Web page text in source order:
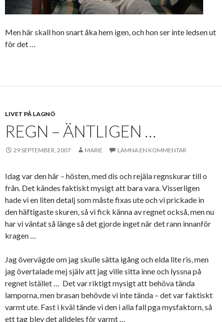
Men här skall hon snart åka hem igen, och hon ser inte ledsen ut
för det …
LIVET PÅ LAGNÖ
REGN – ÄNTLIGEN …
29 SEPTEMBER, 2007 MARIE LÄMNA EN KOMMENTAR
Idag var den här – hösten, med dis och rejäla regnskurar till o
från. Det kändes faktiskt mysigt att bara vara. Visserligen
hade vi en liten detalj som måste fixas ute och vi prickade in
den häftigaste skuren, så vi fick känna av regnet också, men nu
har vi väntat så länge så det gjorde inget när det rann innanför
kragen …
Jag övervägde om jag skulle sätta igång och elda lite ris, men
jag övertalade mej själv att jag ville sitta inne och lyssna på
regnet istället … Det var riktigt mysigt att behöva tända
lamporna, men brasan behövde vi inte tända – det var faktiskt
varmt ute. Fast i kväl tände vi den i alla fall pga mysfaktorn, så
ett tag blev det alldeles för varmt …